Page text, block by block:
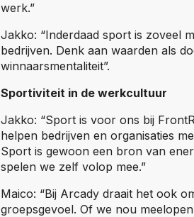
werk.”
Jakko: “Inderdaad sport is zoveel
bedrijven. Denk aan waarden als
winnaarsmentaliteit”.
Sportiviteit in de werkcultuur
Jakko: “Sport is voor ons bij
helpen bedrijven en organisaties
Sport is gewoon een bron van
spelen we zelf volop mee.”
Maico: “Bij Arcady draait het ook
groepsgevoel. Of we nou